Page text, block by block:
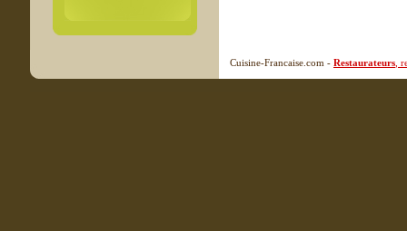
Cuisine-Francaise.com - Restaurateurs ,